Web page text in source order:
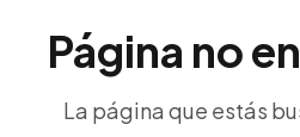
Página no
La página que estás